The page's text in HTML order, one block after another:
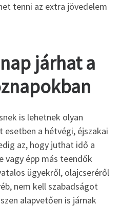
tenni az extra jövedelem
járhat a
is lehetnek olyan
a hétvégi, éjszakai
az, hogy juthat idő a
vagy épp más teendők
ügyekről, olajcseréről
nem kell szabadságot
alapvetően is járnak